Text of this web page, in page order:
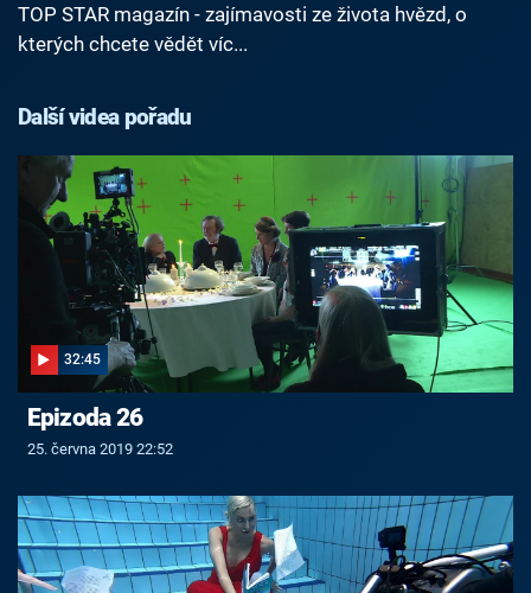
TOP STAR magazín - zajímavosti ze života hvězd, o
kterých chcete vědět víc...
Další videa pořadu
32:45
Epizoda 26
25. června 2019 22:52